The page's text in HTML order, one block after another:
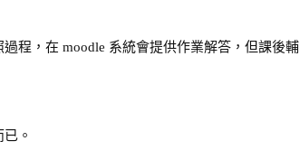
程，在 moodle 系統會提供作業解答，但課後輔
。